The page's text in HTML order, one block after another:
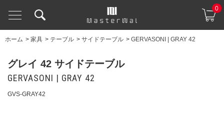
0
ホーム > 家具 > テーブル > サイドテーブル > GERVASONI | GRAY 42
グレイ 42 サイドテーブル
GERVASONI | GRAY 42
GVS-GRAY42